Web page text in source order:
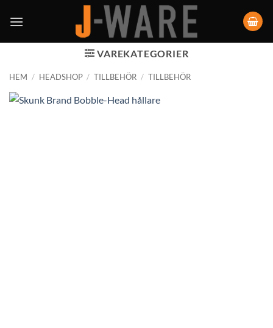
VAREKATEGORIER
HEM / HEADSHOP / TILLBEHÖR / TILLBEHÖR